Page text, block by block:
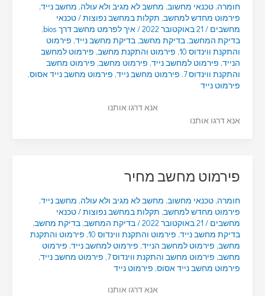
חומרה, טכנאי מחשוב, מחשב לא מגיב ולא עולה, מחשב נייד,
פירמוט מחדש למחשב, תקלות במחשב נפוצות/טכנאי
מחשבים / 21 באוקטובר 2022 /איך לפרמט מחשב דרך bios
,
בדיקת המחשב, בדיקת מחשב, בדיקת מחשב נייד, פירמוט
והתקנת ווינדוס 10
, פירמוט והתקנת מחשב, פירמוט למחשב
הנייד, פירמוט למחשב נייד, פירמוט מחשב, פירמוט מחשב
והתקנת ווינדוס 7 , פירמוט מחשב נייד, פירמוט מחשב נייד אסוס,
פירמוט נייד
אנא דרגו אותנו
אנא דרגו אותנו
פירמוט מחשב מחיר
חומרה, טכנאי מחשוב, מחשב לא מגיב ולא עולה, מחשב נייד,
פירמוט מחדש למחשב, תקלות במחשב נפוצות/טכנאי
מחשבים / 21 באוקטובר 2022 /בדיקת המחשב, בדיקת מחשב,
בדיקת מחשב נייד, פירמוט והתקנת ווינדוס 10 , פירמוט והתקנת
מחשב, פירמוט למחשב הנייד, פירמוט למחשב נייד, פירמוט
מחשב, פירמוט מחשב והתקנת ווינדוס 7 , פירמוט מחשב נייד,
פירמוט מחשב נייד אסוס, פירמוט נייד
אנא דרגו אותנו